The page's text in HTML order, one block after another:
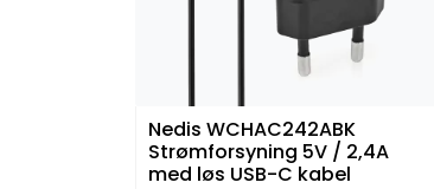
Nedis WCHAC242ABK
Strømforsyning 5V / 2,4A
med løs USB-C kabel